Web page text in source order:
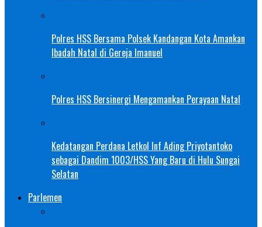
Polres HSS Bersama Polsek Kandangan Kota Amankan
Ibadah Natal di Gereja Imanuel
Polres HSS Bersinergi Mengamankan Perayaan Natal
Kedatangan Perdana Letkol Inf Ading Priyotantoko
sebagai Dandim 1003/HSS Yang Baru di Hulu Sungai
Selatan
Parlemen